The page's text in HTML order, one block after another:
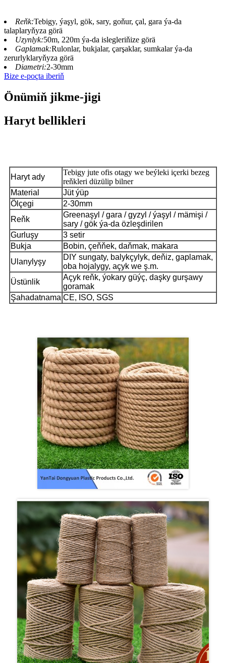
Reňk:Tebigy, ýaşyl, gök, sary, goňur, çal, gara ýa-da
talaplaryňyza görä
Uzynlyk:50m, 220m ýa-da islegleriňize görä
Gaplamak:Rulonlar, bukjalar, çarşaklar, sumkalar ýa-da
zerurlyklaryňyza görä
Diametri:2-30mm
Bize e-poçta iberiň
Önümiň jikme-jigi
Haryt bellikleri
Haryt ady
Tebigy jute ofis otagy we beýleki içerki bezeg
reňkleri düzülip bilner
Material
Jüt ýüp
Ölçegi
2-30mm
Reňk
Greenaşyl / gara / gyzyl / ýaşyl / mämişi /
sary / gök ýa-da özleşdirilen
Gurluşy
3 setir
Bukja
Bobin, çeňňek, daňmak, makara
Ulanylyşy
DIY sungaty, balykçylyk, deňiz, gaplamak,
oba hojalygy, açyk we ş.m.
Üstünlik
Açyk reňk, ýokary güýç, daşky gurşawy
goramak
Şahadatnama CE, ISO, SGS